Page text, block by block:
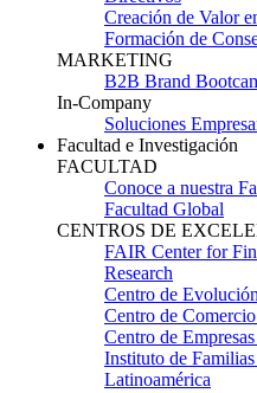
Creación de Valor
Formación de
MARKETING
B2B Brand
In-Company
Soluciones
Facultad e Investigación
FACULTAD
Conoce a nuestra
Facultad Global
CENTROS DE
FAIR Center for
Research
Centro de
Centro de
Centro de
Instituto de
Latinoamérica